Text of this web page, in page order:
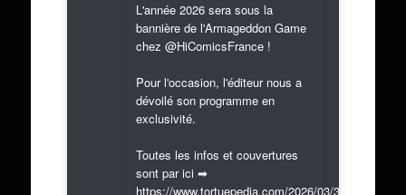
L'année 2026 sera sous la
bannière de l'Armageddon Game
chez @HiComicsFrance !
Pour l'occasion, l'éditeur nous a
dévoilé son programme en
exclusivité.
Toutes les infos et couvertures
sont par ici ➡
https://www.tortuepedia.com/2026/03/31/exclusif-